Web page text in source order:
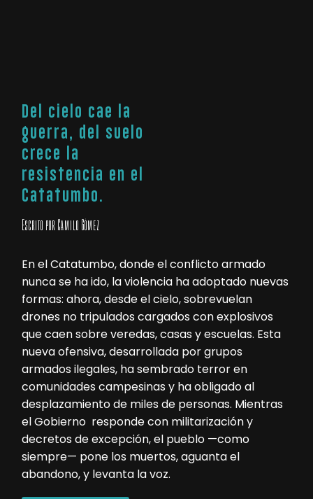
Del cielo cae la
guerra, del suelo
crece la
resistencia en el
Catatumbo.
Escrito por Camilo Gómez
En el Catatumbo, donde el conflicto armado
nunca se ha ido, la violencia ha adoptado nuevas
formas: ahora, desde el cielo, sobrevuelan
drones no tripulados cargados con explosivos
que caen sobre veredas, casas y escuelas. Esta
nueva ofensiva, desarrollada por grupos
armados ilegales, ha sembrado terror en
comunidades campesinas y ha obligado al
desplazamiento de miles de personas. Mientras
el Gobierno responde con militarización y
decretos de excepción, el pueblo —como
siempre— pone los muertos, aguanta el
abandono, y levanta la voz.